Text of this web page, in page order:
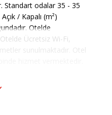
Standart odalar 35 - 35
/ Kapalı (m²)
Otelde
Ücretsiz Wi-Fi,
sunulmaktadır. Otel